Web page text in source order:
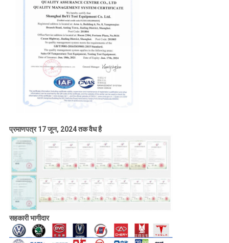
प्रमाणपत्र 17 जून, 2024 तक वैध है
सहकारी भागीदार